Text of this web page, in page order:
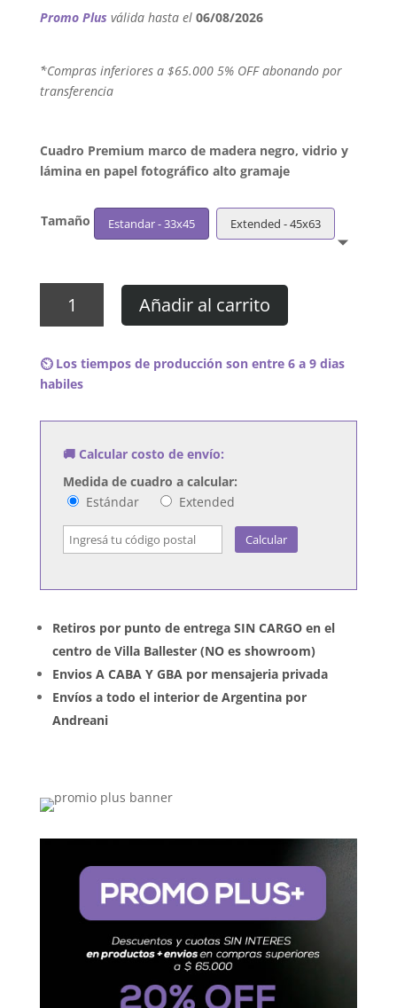
Promo Plus válida hasta el 06/08/2026
´*Compras inferiores a $65.000 5% OFF abonando por
transferencia
Cuadro Premium marco de madera negro, vidrio y
lámina en papel fotográfico alto gramaje
Tamaño Estandar - 33x45 Extended - 45x63
Pressure
cantidad
Añadir al carrito
⏲️ Los tiempos de producción son entre 6 a 9 dias
habiles
🚚 Calcular costo de envío:
Medida de cuadro a calcular:
Estándar
Extended
Calcular
Retiros por punto de entrega SIN CARGO en el
centro de Villa Ballester (NO es showroom)
Envios A CABA Y GBA por mensajeria privada
Envíos a todo el interior de Argentina por
Andreani